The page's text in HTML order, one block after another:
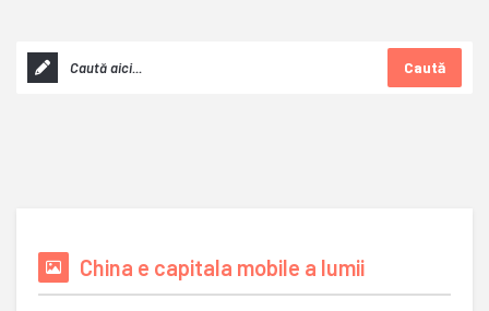
Caută
China e capitala mobile a lumii